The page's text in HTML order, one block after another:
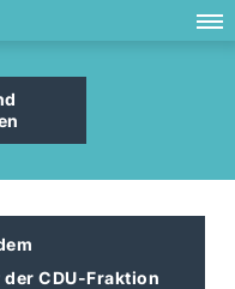
CDU-Fraktion